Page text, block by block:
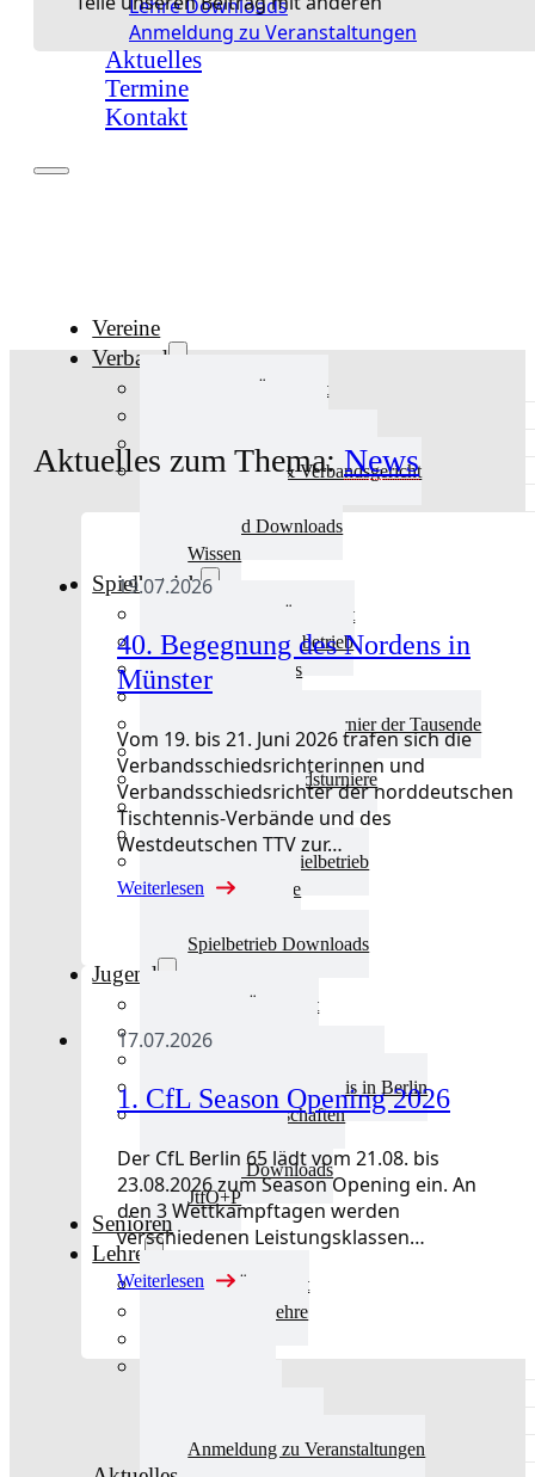
Lehre Downloads
Anmeldung zu Veranstaltungen
Aktuelles
Termine
Kontakt
Vereine
Verband
Verband Übersicht
Ausschüsse & Verbandsgericht
Verband Downloads
Wissen
Spielbetrieb
Spielbetrieb Übersicht
Aktuelles Spielbetrieb
BEM & Qualis
LRL & Qualis
TTT – Tischtennisturnier der Tausende
mini-Meisterschaften
Weitere Verbandsturniere
Terminkalender
Turnierausrichtung
Mannschaftsspielbetrieb
Vereinsturniere
Spielbetrieb Downloads
Jugend
Jugend Übersicht
Aktuelles Jugend
Schulsport Tischtennis in Berlin
mini-Meisterschaften
Jugend Downloads
JtfO+P
Senioren
Lehre
Lehre Übersicht
Aktuelles Lehre
Anmeldung zu Veranstaltungen
Aktuelles zum Thema:News
19.07.2026
40. Begegnung des Nordens in
Münster
Vom 19. bis 21. Juni 2026 trafen sich die
Verbandsschiedsrichterinnen und
Verbandsschiedsrichter der norddeutschen
Tischtennis-Verbände und des
Westdeutschen TTV zur…
Weiterlesen
17.07.2026
1. CfL Season Opening 2026
Der CfL Berlin 65 lädt vom 21.08. bis
23.08.2026 zum Season Opening ein. An
den 3 Wettkampftagen werden
verschiedenen Leistungsklassen…
Weiterlesen